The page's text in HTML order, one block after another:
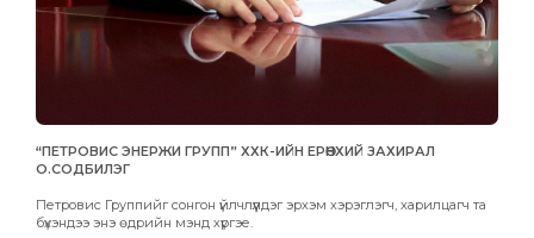
“ПЕТРОВИС ЭНЕРЖИ ГРУПП” ХХК-ИЙН ЕРӨНХИЙ ЗАХИРАЛ
О.СОДБИЛЭГ
Петровис Группийг сонгон үйлчлүүлдэг эрхэм хэрэглэгч, харилцагч та
бүхэндээ энэ өдрийн мэнд хүргэе.